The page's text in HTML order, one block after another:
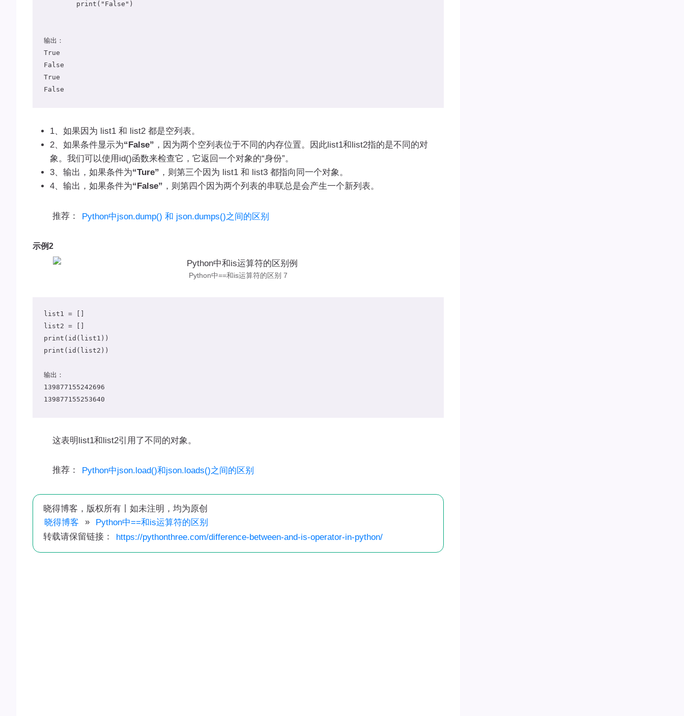
输出：
True
False
True
False
1、如果因为 list1 和 list2 都是空列表。
2、如果条件显示为“False” ，因为两个空列表位于不同的内存位置。因此list1和list2指的是不同的对
象。我们可以使用id()函数来检查它，它返回一个对象的“身份”。
3、输出，如果条件为“Ture” ，则第三个因为 list1 和 list3 都指向同一个对象。
4、输出，如果条件为“False” ，则第四个因为两个列表的串联总是会产生一个新列表。
推荐： Python中json.dump() 和 json.dumps()之间的区别
示例2
Python中==和is运算符的区别 7
list1 = []
list2 = []
print(id(list1))
print(id(list2))
输出：
139877155242696
139877155253640
这表明list1和list2引用了不同的对象。
推荐： Python中json.load()和json.loads()之间的区别
晓得博客，版权所有丨如未注明，均为原创
晓得博客
»
Python中==和is运算符的区别
转载请保留链接：
https://pythonthree.com/difference-between-and-is-operator-in-python/